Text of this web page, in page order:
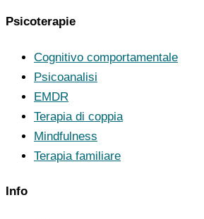
Psicoterapie
Cognitivo comportamentale
Psicoanalisi
EMDR
Terapia di coppia
Mindfulness
Terapia familiare
Info